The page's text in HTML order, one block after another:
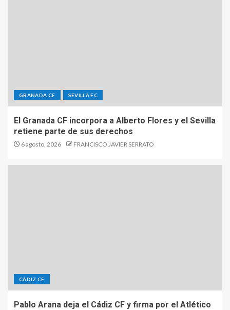
GRANADA CF SEVILLA FC
El Granada CF incorpora a Alberto Flores y el Sevilla
retiene parte de sus derechos
6 agosto, 2026 FRANCISCO JAVIER SERRATO
CÁDIZ CF
Pablo Arana deja el Cádiz CF y firma por el Atlético